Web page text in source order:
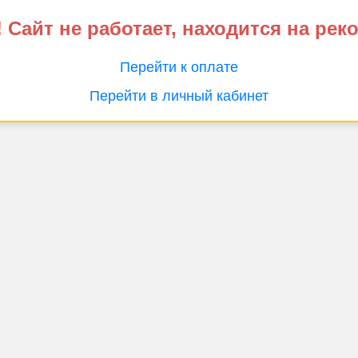
не работает, находится на
Перейти к оплате
Перейти в личный кабинет